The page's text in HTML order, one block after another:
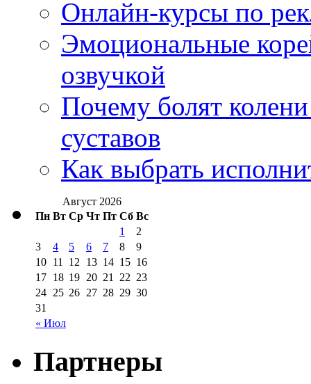
Онлайн-курсы по
Эмоциональные
озвучкой
Почему болят
суставов
Как выбрать
Август 2026
Пн Вт Ср Чт Пт Сб Вс
« Июл
1
2
3
4 5 6 7 8
9
10 11 12 13 14 15 16
17 18 19 20 21 22 23
24 25 26 27 28 29 30
31
Партнеры